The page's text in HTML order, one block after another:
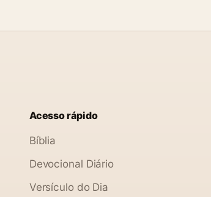
Acesso rápido
Bíblia
Devocional Diário
Versículo do Dia